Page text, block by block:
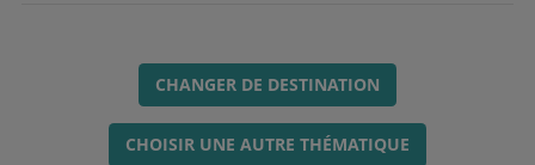
CHANGER DE DESTINATION
CHOISIR UNE AUTRE THÉMATIQUE